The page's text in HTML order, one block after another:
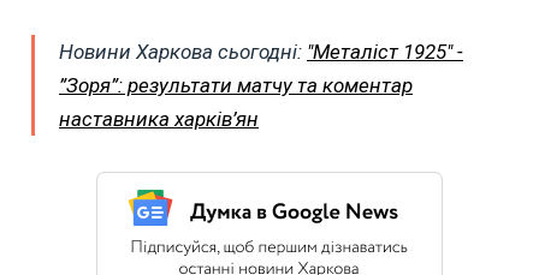
Новини Харкова сьогодні: "Металіст 1925" -
”Зоря”: результати матчу та коментар
наставника харків’ян